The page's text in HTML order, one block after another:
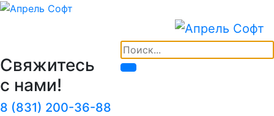
Свяжитесь
с нами!
8 (831) 200-36-88